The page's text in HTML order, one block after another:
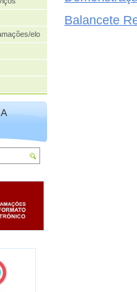
Balancete
elogios